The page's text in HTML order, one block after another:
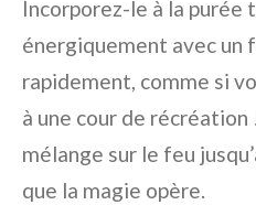
Incorporez-le à la purée
énergiquement avec un
rapidement, comme si
à une cour de
mélange sur le feu
que la magie opère.